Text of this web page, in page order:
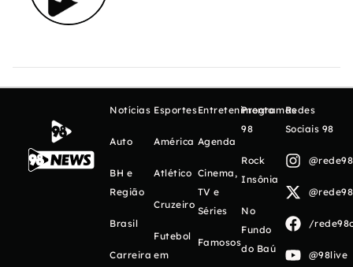
Notícias
Auto
BH e
Região
Brasil
Carreira
Esportes
América
Atlético
Cruzeiro
Futebol
em
Entretenimento
Agenda
Cinema,
TV e
Séries
Famosos
Programas
98
Rock
Insônia
No
Fundo
do Baú
Redes
Sociais 98
/
@98live